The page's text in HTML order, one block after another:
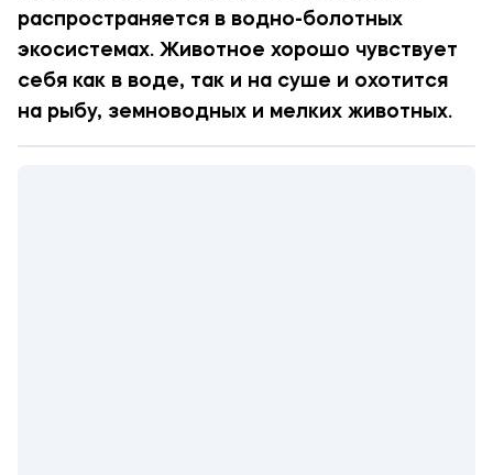
распространяется в водно-болотных
экосистемах. Животное хорошо чувствует
себя как в воде, так и на суше и охотится
на рыбу, земноводных и мелких животных.